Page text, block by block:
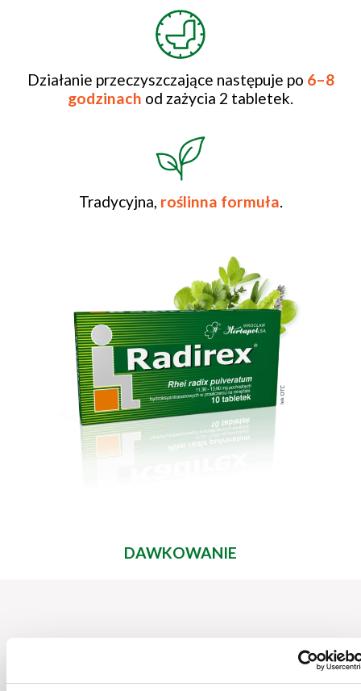
Działanie przeczyszczające następuje po 6–8
godzinach od zażycia 2 tabletek.
Tradycyjna, roślinna formuła.
DAWKOWANIE
dokładnie tak, jak to opisano w ulotce